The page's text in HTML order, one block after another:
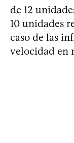
de 12
10 unidades
caso de las
velocidad en